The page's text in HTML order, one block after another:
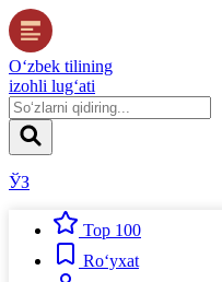
O‘zbek tilining
izohli lug‘ati
ЎЗ
Top 100
Ro‘yxat